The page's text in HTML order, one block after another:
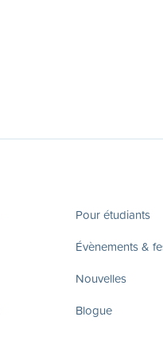
Pour étudiants
Évènements &
Nouvelles
Blogue